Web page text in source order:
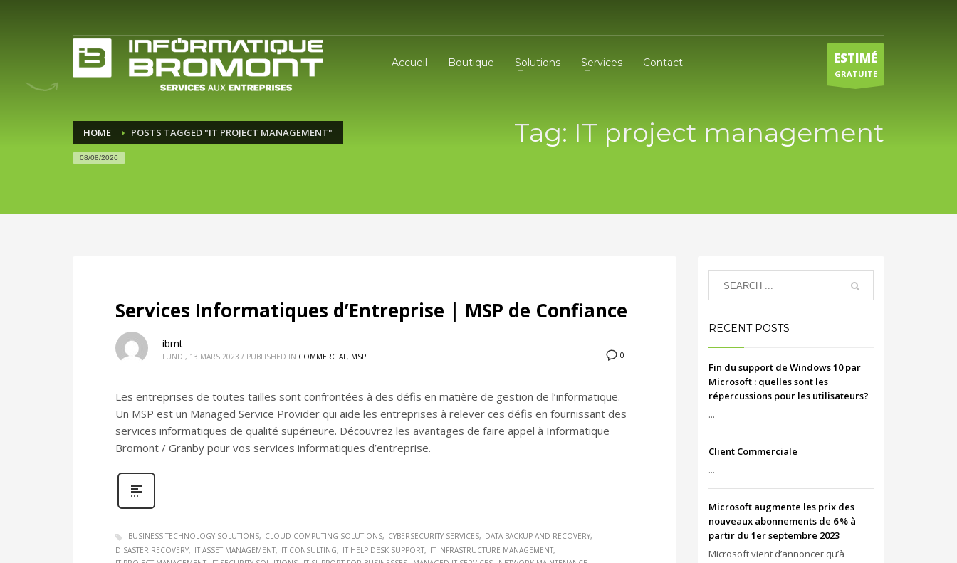
Accueil Boutique Solutions Services Contact ESTIMÉ
GRATUITE
HOME POSTS TAGGED "IT PROJECT MANAGEMENT"
08/08/2026
Tag: IT project management
Services Informatiques d’Entreprise | MSP de Confiance
0
ibmt
LUNDI, 13 MARS 2023 / PUBLISHED IN COMMERCIAL, MSP
Les entreprises de toutes tailles sont confrontées à des défis en matière de gestion de l’informatique.
Un MSP est un Managed Service Provider qui aide les entreprises à relever ces défis en fournissant des
services informatiques de qualité supérieure. Découvrez les avantages de faire appel à Informatique
Bromont / Granby pour vos services informatiques d’entreprise.
BUSINESS TECHNOLOGY SOLUTIONS CLOUD COMPUTING SOLUTIONS CYBERSECURITY SERVICES
DATA BACKUP AND RECOVERY
DISASTER RECOVERY
IT ASSET MANAGEMENT IT CONSULTING IT HELP DESK SUPPORT
IT INFRASTRUCTURE MANAGEMENT
RECENT POSTS
Fin du support de Windows 10 par
Microsoft : quelles sont les
répercussions pour les utilisateurs?
...
Client Commerciale
...
Microsoft augmente les prix des
nouveaux abonnements de 6 % à
partir du 1er septembre 2023
Microsoft vient d’annoncer qu’à